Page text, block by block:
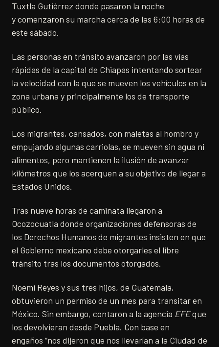
Tuxtla Gutiérrez donde pasaron la noche
y comenzaron su marcha cerca de las 6:00 horas de
este sábado.
Las personas en tránsito avanzaron por las vías
rápidas de la capital de Chiapas intentando sortear
la velocidad con la que se mueven los vehículos en la
zona urbana y principalmente los de transporte
público.
Los migrantes, cansados, con maletas al hombro y
empujando algunas carriolas, se mueven sin agua ni
alimentos, pero mantienen la ilusión de avanzar
kilómetros que los acerquen a su objetivo de llegar a
Estados Unidos.
Tras nueve horas de caminata llegaron a
Ocozocuatla donde organizaciones defensoras de
los Derechos Humanos de migrantes insisten en que
el Gobierno mexicano debe otorgarles el libre
tránsito tras los documentos otorgados.
Noemi Reyes y sus tres hijos, de Guatemala,
obtuvieron un permiso de un mes para transitar en
México. Sin embargo, contaron a la agencia EFEque
los devolvieran desde Puebla. Con base en
engaños “nos dijeron que nos llevarían a la Ciudad de